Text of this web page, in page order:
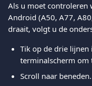
Als u moet controleren
Android (A50, A77,
draait, volgt u de
Tik op de drie
terminals­cherm om
Scroll naar beneden.